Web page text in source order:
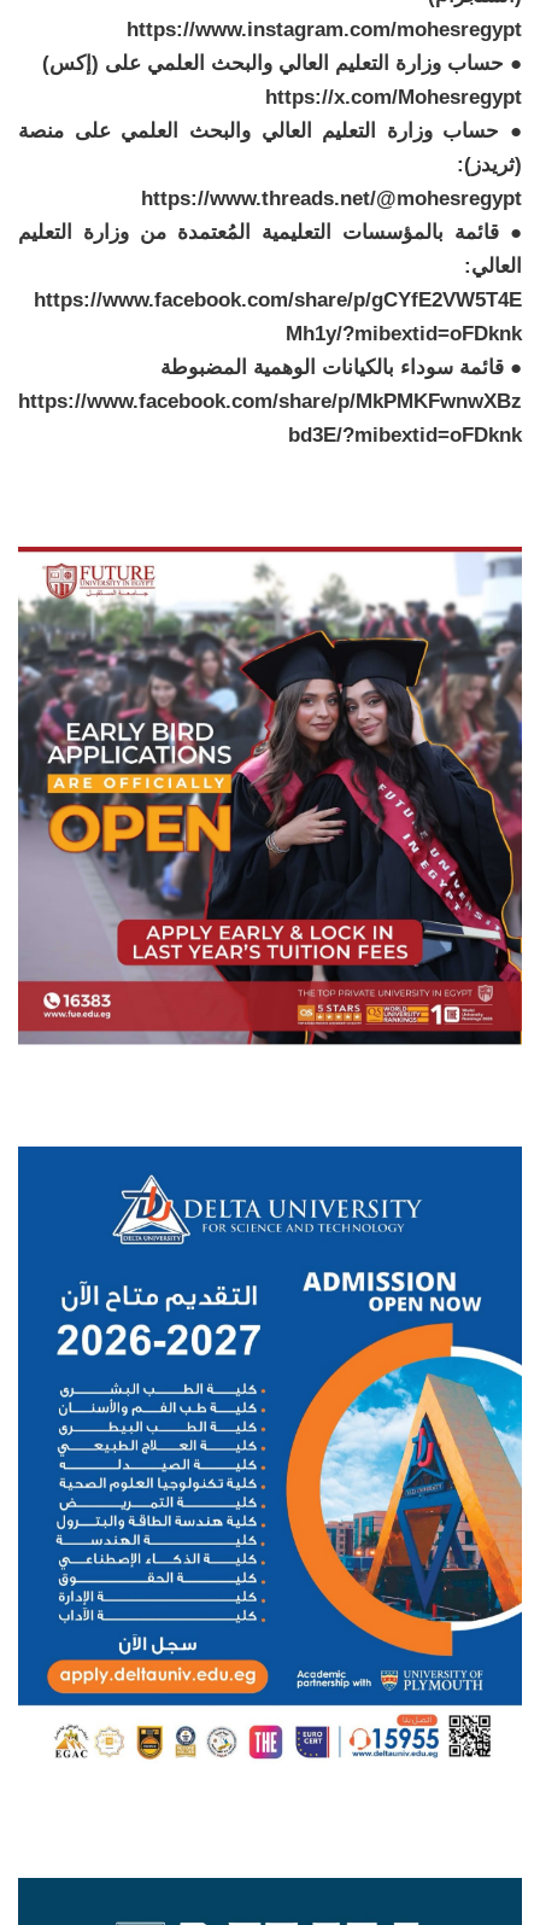
https://www.instagram.com/mohesregypt
● حساب وزارة التعليم العالي والبحث العلمي على (إكس)
https://x.com/Mohesregypt
● حساب وزارة التعليم العالي والبحث العلمي على منصة
(ثريدز):
https://www.threads.net/@mohesregypt
● قائمة بالمؤسسات التعليمية المُعتمدة من وزارة التعليم
العالي:
https://www.facebook.com/share/p/gCYfE2VW5T4E
Mh1y/?mibextid=oFDknk
● قائمة سوداء بالكيانات الوهمية المضبوطة
https://www.facebook.com/share/p/MkPMKFwnwXBz
bd3E/?mibextid=oFDknk